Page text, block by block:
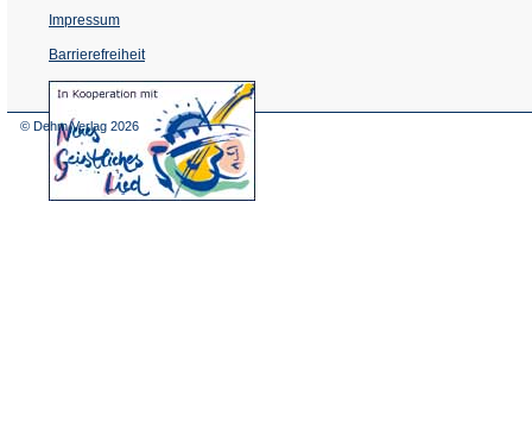
Impressum
Barrierefreiheit
(Öffnet
in
© Dehm Verlag 2026